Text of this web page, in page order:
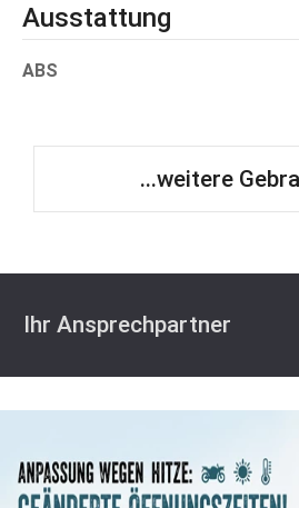
Ausstattung
ABS
...weitere
Ihr Ansprechpartner